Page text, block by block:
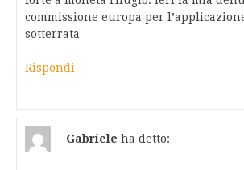
commissione europa per
sotterrata
Rispondi
Gabriele ha detto: